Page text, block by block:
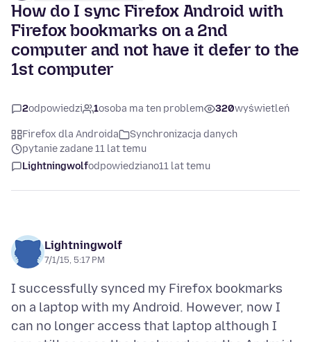
How do I sync Firefox Android with
Firefox bookmarks on a 2nd
computer and not have it defer to the
1st computer
2odpowiedzi 1osoba ma ten problem 320wyświetleń
Firefox dla Androida
Synchronizacja danych
pytanie zadane 11 lat temu
Lightningwolfodpowiedziano11 lat temu
Lightningwolf
7/1/15, 5:17 PM
I successfully synced my Firefox bookmarks
on a laptop with my Android. However, now I
can no longer access that laptop although I